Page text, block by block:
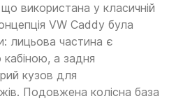
використана у класичній
VW Caddy була
лицьова частина є
а задня
кузов для
Подовжена колісна база